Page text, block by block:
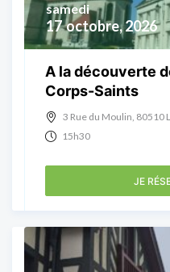
17 octobre, 2026
samedi
A la découverte
Corps-Saints
3 Rue du Moulin, 80510
15h30
JE